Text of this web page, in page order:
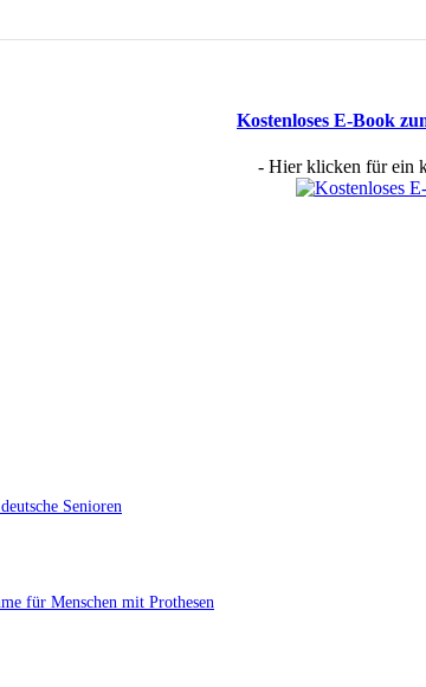
Kostenloses E-Book
- Hier klicken für ein
Senioren
für Menschen mit Prothesen